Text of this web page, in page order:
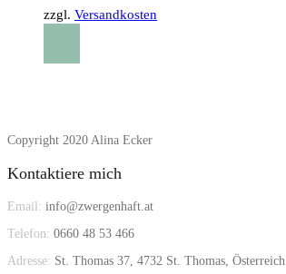
zzgl. Versandkosten
Copyright 2020 Alina Ecker
Kontaktiere mich
Email: info@zwergenhaft.at
Telefon: 0660 48 53 466
Adresse: St. Thomas 37, 4732 St. Thomas, Österreich